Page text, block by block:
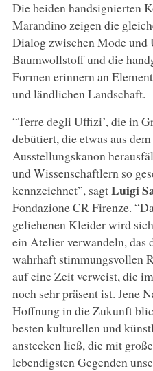
Die beiden handsignierten
Marandino zeigen die
Dialog zwischen Mode und
Baumwollstoff und die
Formen erinnern an
und ländlichen Landschaft.
“Terre degli Uffizi’, die in
debütiert, die etwas aus
Ausstellungskanon
und Wissenschaftlern so
kennzeichnet”, sagtLuigi
Fondazione CR Firenze.
geliehenen Kleider wird
ein Atelier verwandeln, das
wahrhaft stimmungsvollen
auf eine Zeit verweist, die
noch sehr präsent ist. Jene
Hoffnung in die Zukunft
besten kulturellen und
anstecken ließ, die mit
lebendigsten Gegenden